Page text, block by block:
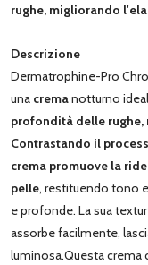
rughe, migliorando
Descrizione
Dermatrophine-Pro
una cremanotturno
profondità delle
Contrastando il
crema promuove la
pelle, restituendo tono
e profonde. La sua
assorbe facilmente,
luminosa.Questa crema